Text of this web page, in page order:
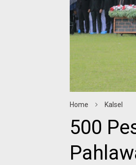
Home Kalsel
500